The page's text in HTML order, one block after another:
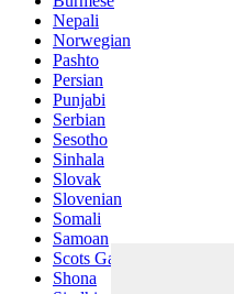
Nepali
Norwegian
Pashto
Persian
Punjabi
Serbian
Sesotho
Sinhala
Slovak
Slovenian
Somali
Samoan
Scots Gaelic
Shona